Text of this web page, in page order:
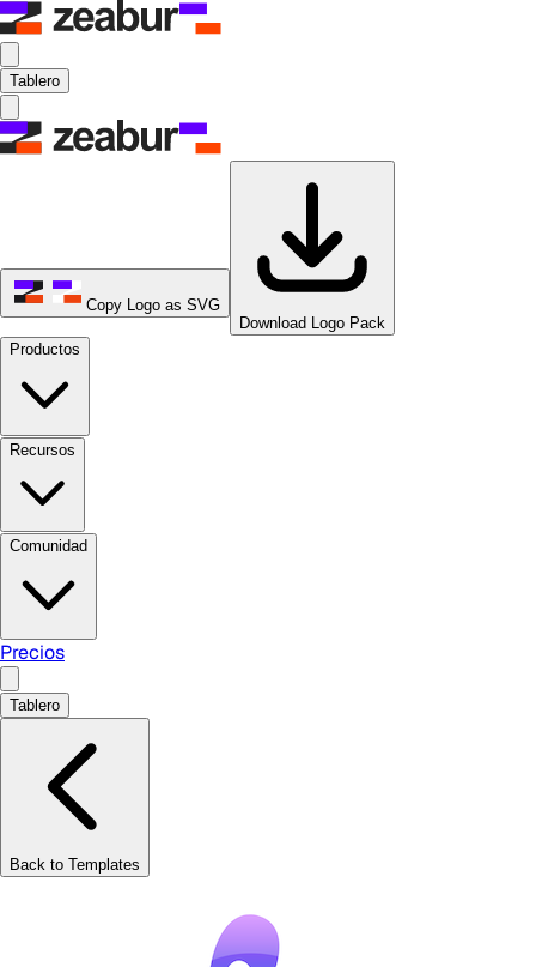
Tablero
Copy Logo as SVG
Download Logo Pack
Productos
Recursos
Comunidad
Precios
Tablero
Back to Templates